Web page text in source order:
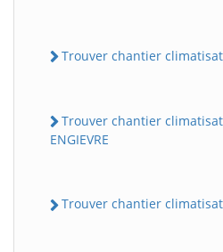
Trouver chantier
Trouver chantier
ENGIEVRE
Trouver chantier